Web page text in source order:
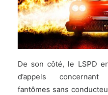
De son côté, le LSPD
d’appels concernant
fantômes sans